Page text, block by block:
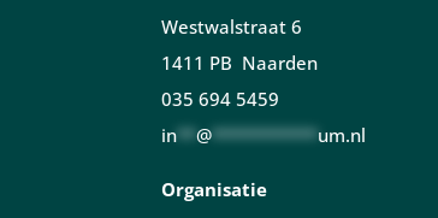
Westwalstraat 6
1411 PB Naarden
035 694 5459
in **@ *********** um.nl
Organisatie